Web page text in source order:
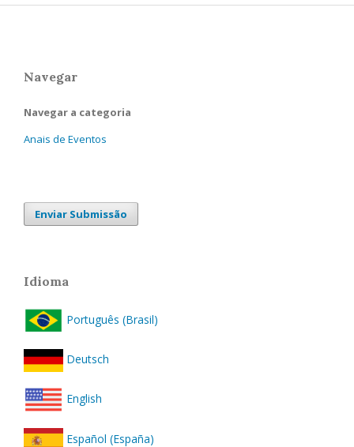
Navegar
Navegar a categoria
Anais de Eventos
Enviar Submissão
Idioma
Português (Brasil)
Deutsch
English
Español (España)